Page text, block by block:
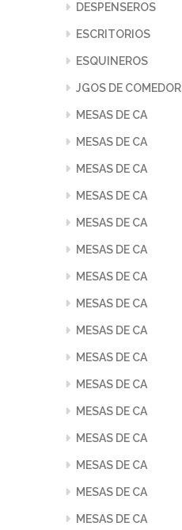
DESPENSEROS
ESCRITORIOS
ESQUINEROS
JGOS DE COMEDOR
MESAS DE CA
MESAS DE CA
MESAS DE CA
MESAS DE CA
MESAS DE CA
MESAS DE CA
MESAS DE CA
MESAS DE CA
MESAS DE CA
MESAS DE CA
MESAS DE CA
MESAS DE CA
MESAS DE CA
MESAS DE CA
MESAS DE CA
MESAS DE CA